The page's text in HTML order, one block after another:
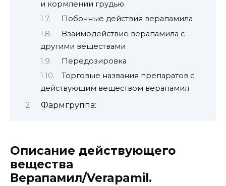
и кормлении грудью
Побочные действия верапамила
Взаимодействие верапамила с
другими веществами
Передозировка
Торговые названия препаратов с
действующим веществом верапамил
Фармгруппа:
Описание действующего
вещества
Верапамил/Verapamil.